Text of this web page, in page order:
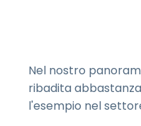
Nel nostro
ribadita
l'esempio nel